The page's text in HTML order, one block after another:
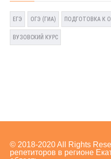
ЕГЭ ОГЭ (ГИА) ПОДГОТОВКА К
ВУЗОВСКИЙ КУРС
© 2018-2020 All Rights
репетиторов в регионе